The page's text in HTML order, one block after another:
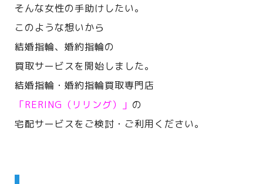
そんな女性の手助けしたい。
このような想いから
結婚指輪、婚約指輪の
買取サービスを開始しました。
結婚指輪・婚約指輪買取専門店
「RERING（リリング）」 の
宅配サービスをご検討・ご利用ください。